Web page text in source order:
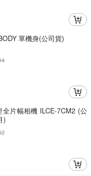
單機身(公司貨)
全片幅相機 ILCE-7CM2 (公
)